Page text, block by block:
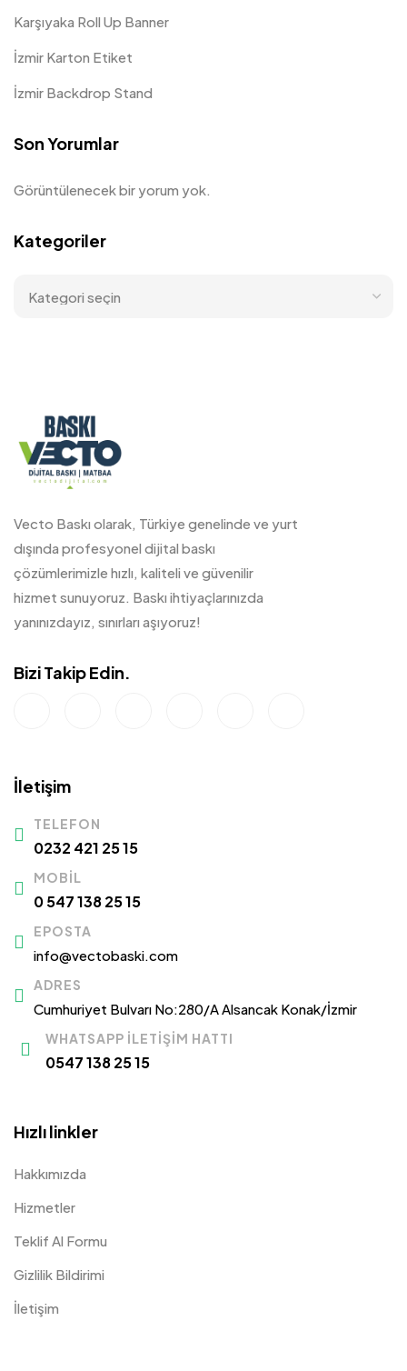
Karşıyaka Roll Up Banner
İzmir Karton Etiket
İzmir Backdrop Stand
Son Yorumlar
Görüntülenecek bir yorum yok.
Kategoriler
Vecto Baskı olarak, Türkiye genelinde ve yurt
dışında profesyonel dijital baskı
çözümlerimizle hızlı, kaliteli ve güvenilir
hizmet sunuyoruz. Baskı ihtiyaçlarınızda
yanınızdayız, sınırları aşıyoruz!
Bizi Takip Edin.
İletişim
TELEFON
0232 421 25 15
MOBIL
0 547 138 25 15
EPOSTA
info@vectobaski.com
ADRES
Cumhuriyet Bulvarı No:280/A Alsancak Konak/İzmir
WHATSAPP İLETIŞIM HATTI
0547 138 25 15
Hızlı linkler
Hakkımızda
Hizmetler
Teklif Al Formu
Gizlilik Bildirimi
İletişim